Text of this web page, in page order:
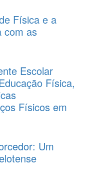
Física e a
com as
Escolar
Física,
Físicos em
Um